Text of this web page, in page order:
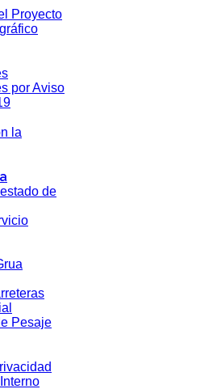
Proyecto
por Aviso
la
de
Pesaje